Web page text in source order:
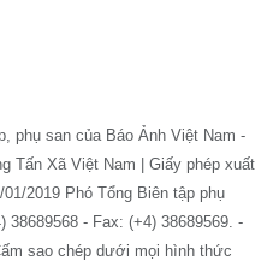
phụ san của Báo Ảnh Việt Nam -
Tấn Xã Việt Nam | Giấy phép xuất
2019 Phó Tổng Biên tập phụ
38689568 - Fax: (+4) 38689569. -
sao chép dưới mọi hình thức